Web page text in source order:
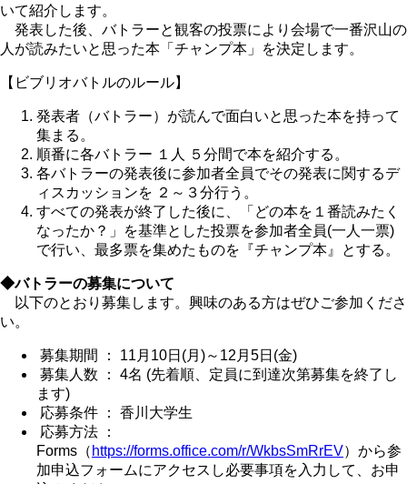
いて紹介します。
発表した後、バトラーと観客の投票により会場で一番沢山の
人が読みたいと思った本「チャンプ本」を決定します。
【ビブリオバトルのルール】
発表者（バトラー）が読んで面白いと思った本を持って
集まる。
順番に各バトラー １人 ５分間で本を紹介する。
各バトラーの発表後に参加者全員でその発表に関するデ
ィスカッションを ２～３分行う。
すべての発表が終了した後に、「どの本を１番読みたく
なったか？」を基準とした投票を参加者全員(一人一票)
で行い、最多票を集めたものを『チャンプ本』とする。
◆バトラーの募集について
以下のとおり募集します。興味のある方はぜひご参加くださ
い。
募集期間 ： 11月10日(月)～12月5日(金)
募集人数 ： 4名 (先着順、定員に到達次第募集を終了し
ます)
応募条件 ： 香川大学生
応募方法 ：
Forms（ https://forms.office.com/r/WkbsSmRrEV）から参
加申込フォームにアクセスし必要事項を入力して、お申